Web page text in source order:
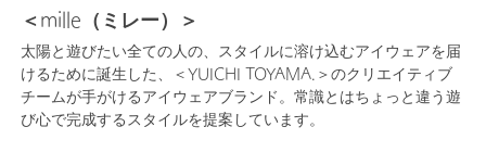
＜mille（ミレー）＞
太陽と遊びたい全ての人の、スタイルに溶け込むアイウェアを届
けるために誕生した、＜YUICHI TOYAMA.＞のクリエイティブ
チームが手がけるアイウェアブランド。常識とはちょっと違う遊
び心で完成するスタイルを提案しています。